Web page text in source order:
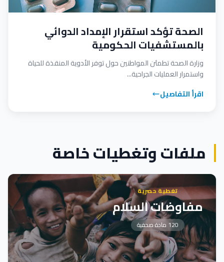
الصحة تؤكد استقرار الإمداد الدوائي
بالمستشفيات الحكومية
وزارة الصحة تطمئن المواطنين حول توفر الأدوية المنقذة للحياة
واستمرار العمليات الجراحية...
اقرأ التفاصيل
ملفات وتغطيات خاصة
تغطية حصرية
مفاوضات السلام
120 مادة صحفية